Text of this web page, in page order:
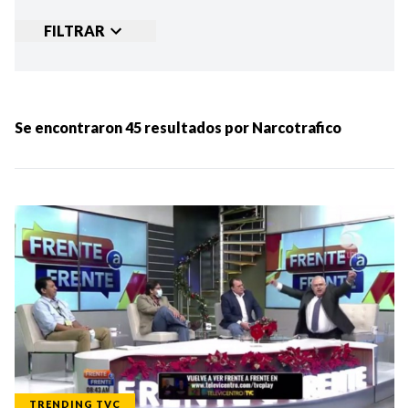
FILTRAR
MÁS RECIENTES
MENOS RECIENTES
Periodo:
IR
Se encontraron45 resultados por Narcotrafico
TRENDING TVC